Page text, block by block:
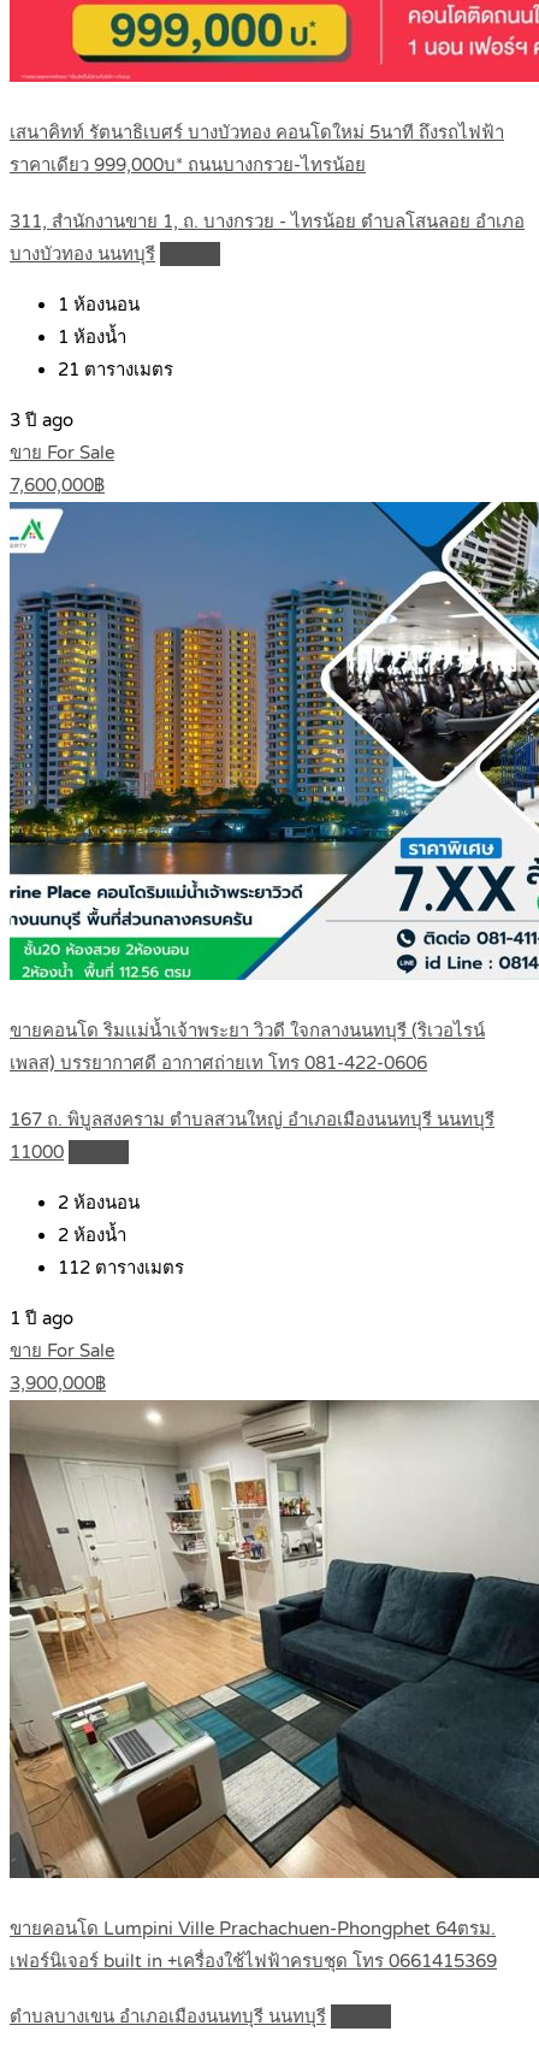
เสนาคิทท์ รัตนาธิเบศร์ บางบัวทอง คอนโดใหม่ 5นาที ถึงรถไฟฟ้า
ราคาเดียว 999,000บ* ถนนบางกรวย-ไทรน้อย
311, สำนักงานขาย 1, ถ. บางกรวย - ไทรน้อย ตำบลโสนลอย อำเภอ
บางบัวทอง นนทบุรี
1 ห้องนอน
1 ห้องน้ำ
21 ตารางเมตร
3 ปี ago
ขาย For Sale
7,600,000฿
ขายคอนโด ริมแม่น้ำเจ้าพระยา วิวดี ใจกลางนนทบุรี (ริเวอไรน์
เพลส) บรรยากาศดี อากาศถ่ายเท โทร 081-422-0606
167 ถ. พิบูลสงคราม ตำบลสวนใหญ่ อำเภอเมืองนนทบุรี นนทบุรี
11000
2 ห้องนอน
2 ห้องน้ำ
112 ตารางเมตร
1 ปี ago
ขาย For Sale
3,900,000฿
ขายคอนโด Lumpini Ville Prachachuen-Phongphet 64ตรม.
เฟอร์นิเจอร์ built in +เครื่องใช้ไฟฟ้าครบชุด โทร 0661415369
ตำบลบางเขน อำเภอเมืองนนทบุรี นนทบุรี